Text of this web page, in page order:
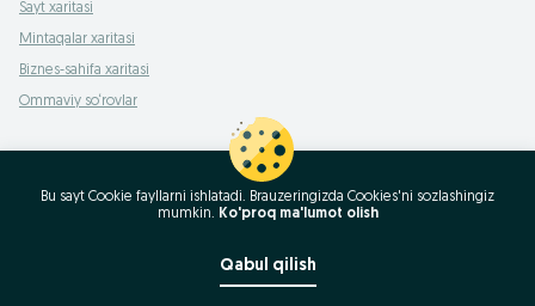
Sayt xaritasi
Mintaqalar xaritasi
Biznes-sahifa xaritasi
Ommaviy so‘rovlar
Bu sayt Cookie fayllarni ishlatadi. Brauzeringizda Cookies'ni sozlashingiz
mumkin. Ko'proq ma'lumot olish
Qabul qilish